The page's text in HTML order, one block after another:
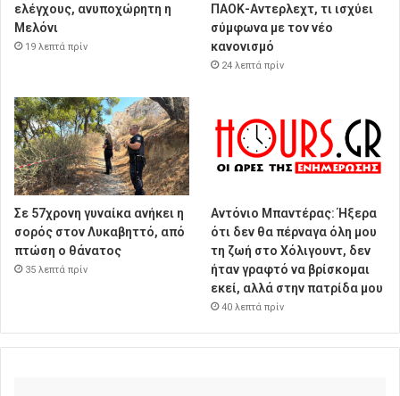
ελέγχους, ανυποχώρητη η
Μελόνι
19 λεπτά πρίν
ΠΑΟΚ-Αντερλεχτ, τι ισχύει
σύμφωνα με τον νέο
κανονισμό
24 λεπτά πρίν
Σε 57χρονη γυναίκα ανήκει η
σορός στον Λυκαβηττό, από
πτώση ο θάνατος
35 λεπτά πρίν
Αντόνιο Μπαντέρας: Ήξερα
ότι δεν θα πέρναγα όλη μου
τη ζωή στο Χόλιγουντ, δεν
ήταν γραφτό να βρίσκομαι
εκεί, αλλά στην πατρίδα μου
40 λεπτά πρίν